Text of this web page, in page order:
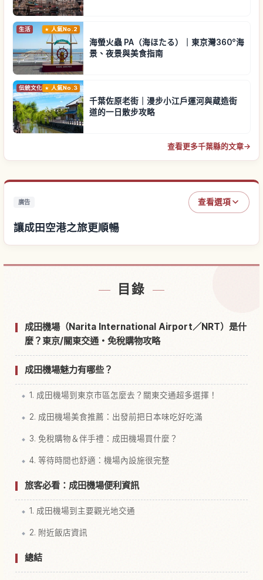
生活 人氣No.2
海螢火蟲 PA（海ほたる）｜東京灣360°海
景、夜景與美食指南
伝統文化 人氣No.3
千葉佐原老街｜漫步小江戶運河與蔵造街
道的一日散步攻略
查看更多千葉縣的文章→
廣告 查看選項
讓成田空港之旅更順暢
目錄
成田機場（Narita International Airport／NRT）是什
麼？東京/關東交通・免稅購物攻略
成田機場魅力有哪些？
1. 成田機場到東京市區怎麼去？關東交通超多選擇！
2. 成田機場美食推薦：出發前把日本味吃好吃滿
3. 免稅購物＆伴手禮：成田機場買什麼？
4. 等待時間也舒適：機場內設施很完整
旅客必看：成田機場便利資訊
1. 成田機場到主要觀光地交通
2. 附近飯店資訊
總結